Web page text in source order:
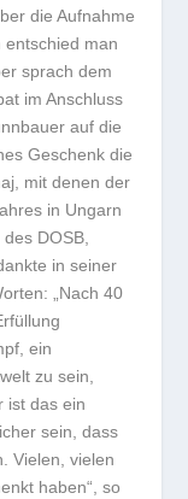
die Aufnahme
entschied man
sprach dem
im Anschluss
auf die
Geschenk die
mit denen der
in Ungarn
DOSB,
in seiner
„Nach 40
ein
zu sein,
ist das ein
sein, dass
Vielen, vielen
haben“, so